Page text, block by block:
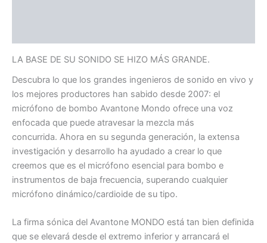
LA BASE DE SU SONIDO SE HIZO MÁS GRANDE.
Descubra lo que los grandes ingenieros de sonido en vivo y
los mejores productores han sabido desde 2007: el
micrófono de bombo Avantone Mondo ofrece una voz
enfocada que puede atravesar la mezcla más
concurrida. Ahora en su segunda generación, la extensa
investigación y desarrollo ha ayudado a crear lo que
creemos que es el micrófono esencial para bombo e
instrumentos de baja frecuencia, superando cualquier
micrófono dinámico/cardioide de su tipo.
La firma sónica del Avantone MONDO está tan bien definida
que se elevará desde el extremo inferior y arrancará el